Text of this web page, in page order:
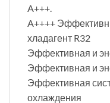
A+++.
A++++
хладагент R32
Эффективная и
Эффективная и
Эффективная
охлаждения